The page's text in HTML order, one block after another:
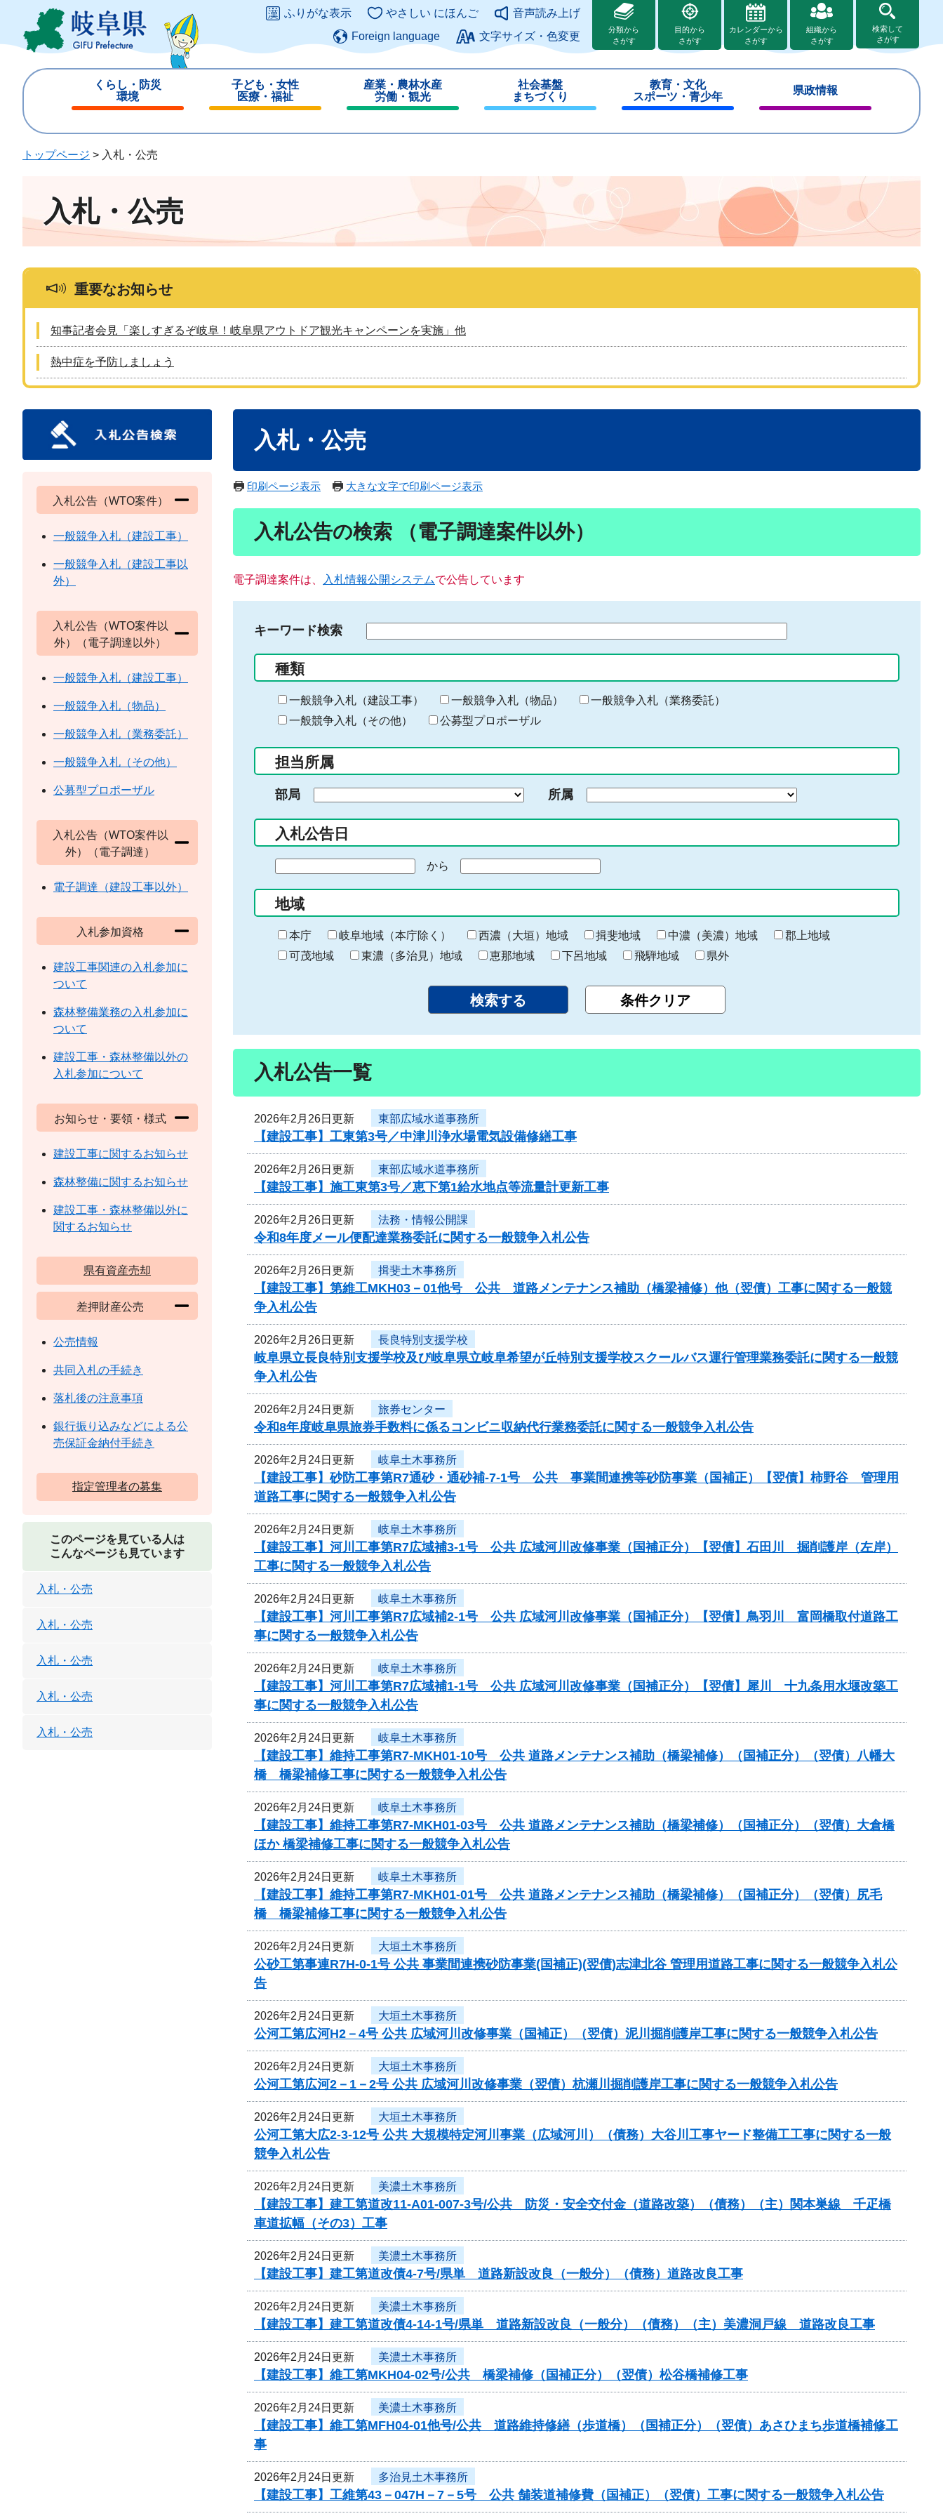
ジ
ュ
このページの本文へ
ふりがな表示 やさしい にほんご
音声読み上げ
Foreign language
文字サイズ・色変更
分類から
さがす
目的から
さがす
カレンダーから
さがす
組織から
さがす
検索して
さがす
くらし・防災
環境
じ
子ども・女性
医療・福祉
じ
産業・農林水産
労働・観光
じ
社会基盤
まちづくり
じ
教育・文化
スポーツ・青少年
じ
県政情報
じ
トップページ > 入札・公売
入札・公売
重要なお知らせ
知事記者会見「楽しすぎるぞ岐阜！岐阜県アウトドア観光キャンペーンを実施」他
熱中症を予防しましょう
入札・公売
印刷ページ表示 大きな文字で印刷ページ表示
入札公告の検索 （電子調達案件以外）
電子調達案件は、 入札情報公開システムで公告しています
キーワード検索
る
キ
ー
ー
入
力
種類
一般競争入札（建設工事） 一般競争入札（物品）
一般競争入札（業務委託）
一般競争入札（その他）
公募型プロポーザル
担当所属
部局 所属
入札公告日
の
始
ま
り
から
終
わ
り
地域
本庁 岐阜地域（本庁除く） 西濃（大垣）地域 揖斐地域 中濃（美濃）地域
郡上地域
可茂地域
東濃（多治見）地域 恵那地域 下呂地域 飛騨地域 県外
入札公告一覧
2026年2月26日更新 東部広域水道事務所
【建設工事】工東第3号／中津川浄水場電気設備修繕工事
2026年2月26日更新 東部広域水道事務所
【建設工事】施工東第3号／恵下第1給水地点等流量計更新工事
2026年2月26日更新 法務・情報公開課
令和8年度メール便配達業務委託に関する一般競争入札公告
2026年2月26日更新 揖斐土木事務所
【建設工事】第維工MKH03－01他号 公共 道路メンテナンス補助（橋梁補修）他（翌債）工事に関する一般競
争入札公告
2026年2月26日更新 長良特別支援学校
岐阜県立長良特別支援学校及び岐阜県立岐阜希望が丘特別支援学校スクールバス運行管理業務委託に関する一般競
争入札公告
2026年2月24日更新 旅券センター
令和8年度岐阜県旅券手数料に係るコンビニ収納代行業務委託に関する一般競争入札公告
2026年2月24日更新 岐阜土木事務所
【建設工事】砂防工事第R7通砂・通砂補-7-1号 公共 事業間連携等砂防事業（国補正）【翌債】柿野谷 管理用
道路工事に関する一般競争入札公告
2026年2月24日更新 岐阜土木事務所
【建設工事】河川工事第R7広域補3-1号 公共 広域河川改修事業（国補正分）【翌債】石田川 掘削護岸（左岸）
工事に関する一般競争入札公告
2026年2月24日更新 岐阜土木事務所
【建設工事】河川工事第R7広域補2-1号 公共 広域河川改修事業（国補正分）【翌債】鳥羽川 富岡橋取付道路工
事に関する一般競争入札公告
2026年2月24日更新 岐阜土木事務所
【建設工事】河川工事第R7広域補1-1号 公共 広域河川改修事業（国補正分）【翌債】犀川 十九条用水堰改築工
事に関する一般競争入札公告
2026年2月24日更新 岐阜土木事務所
【建設工事】維持工事第R7-MKH01-10号 公共 道路メンテナンス補助（橋梁補修）（国補正分）（翌債）八幡大
橋 橋梁補修工事に関する一般競争入札公告
2026年2月24日更新 岐阜土木事務所
【建設工事】維持工事第R7-MKH01-03号 公共 道路メンテナンス補助（橋梁補修）（国補正分）（翌債）大倉橋
ほか 橋梁補修工事に関する一般競争入札公告
2026年2月24日更新 岐阜土木事務所
【建設工事】維持工事第R7-MKH01-01号 公共 道路メンテナンス補助（橋梁補修）（国補正分）（翌債）尻毛
橋 橋梁補修工事に関する一般競争入札公告
2026年2月24日更新 大垣土木事務所
公砂工第事連R7H-0-1号 公共 事業間連携砂防事業(国補正)(翌債)志津北谷 管理用道路工事に関する一般競争入札公
告
2026年2月24日更新 大垣土木事務所
公河工第広河H2－4号 公共 広域河川改修事業（国補正）（翌債）泥川掘削護岸工事に関する一般競争入札公告
2026年2月24日更新 大垣土木事務所
公河工第広河2－1－2号 公共 広域河川改修事業（翌債）杭瀬川掘削護岸工事に関する一般競争入札公告
2026年2月24日更新 大垣土木事務所
公河工第大広2-3-12号 公共 大規模特定河川事業（広域河川）（債務）大谷川工事ヤード整備工工事に関する一般
競争入札公告
2026年2月24日更新 美濃土木事務所
【建設工事】建工第道改11-A01-007-3号/公共 防災・安全交付金（道路改築）（債務）（主）関本巣線 千疋橋
車道拡幅（その3）工事
2026年2月24日更新 美濃土木事務所
【建設工事】建工第道改債4-7号/県単 道路新設改良（一般分）（債務）道路改良工事
2026年2月24日更新 美濃土木事務所
【建設工事】建工第道改債4-14-1号/県単 道路新設改良（一般分）（債務）（主）美濃洞戸線 道路改良工事
2026年2月24日更新 美濃土木事務所
【建設工事】維工第MKH04-02号/公共 橋梁補修（国補正分）（翌債）松谷橋補修工事
2026年2月24日更新 美濃土木事務所
【建設工事】維工第MFH04-01他号/公共 道路維持修繕（歩道橋）（国補正分）（翌債）あさひまち歩道橋補修工
事
2026年2月24日更新 多治見土木事務所
【建設工事】工維第43－047H－7－5号 公共 舗装道補修費（国補正）（翌債）工事に関する一般競争入札公告
入札公告（WTO案件）
一般競争入札（建設工事）
一般競争入札（建設工事以
外）
入札公告（WTO案件以
外）（電子調達以外）
一般競争入札（建設工事）
一般競争入札（物品）
一般競争入札（業務委託）
一般競争入札（その他）
公募型プロポーザル
入札公告（WTO案件以
外）（電子調達）
電子調達（建設工事以外）
入札参加資格
建設工事関連の入札参加に
ついて
森林整備業務の入札参加に
ついて
建設工事・森林整備以外の
入札参加について
お知らせ・要領・様式
建設工事に関するお知らせ
森林整備に関するお知らせ
建設工事・森林整備以外に
関するお知らせ
県有資産売却
差押財産公売
公売情報
共同入札の手続き
落札後の注意事項
銀行振り込みなどによる公
売保証金納付手続き
指定管理者の募集
このページを見ている人は
こんなページも見ています
入札・公売
入札・公売
入札・公売
入札・公売
入札・公売